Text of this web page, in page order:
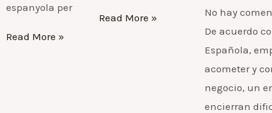
espanyola per
Read More »
Read More »
No hay
De acuerdo
Española,
acometer y
negocio, un
encierran